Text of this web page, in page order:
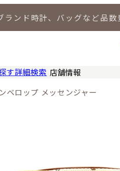
ンド時計、バッグなど品数
す詳細検索 店舗情報
ベロップ メッセンジャー